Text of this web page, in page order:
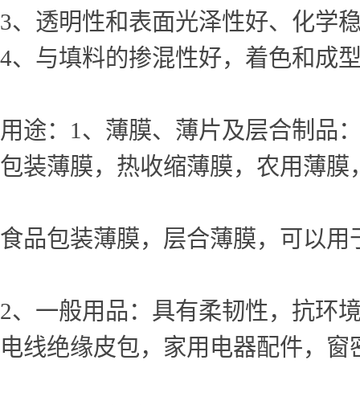
3、透明性和表面光泽性好、化学
4、与填料的掺混性好，着色和成
用途：1、薄膜、薄片及层合制品
包装薄膜，热收缩薄膜，农用薄膜
食品包装薄膜，层合薄膜，可以
2、一般用品：具有柔韧性，抗环
电线绝缘皮包，家用电器配件，窗